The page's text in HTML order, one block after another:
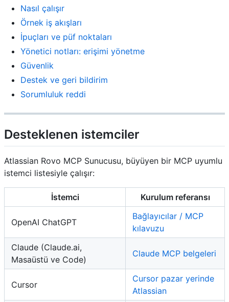
Nasıl çalışır
Örnek iş akışları
İpuçları ve püf noktaları
Yönetici notları: erişimi yönetme
Güvenlik
Destek ve geri bildirim
Sorumluluk reddi
Desteklenen istemciler
Atlassian Rovo MCP Sunucusu, büyüyen bir MCP uyumlu
istemci listesiyle çalışır:
İstemci Kurulum referansı
OpenAI ChatGPT
Bağlayıcılar / MCP
kılavuzu
Claude (Claude.ai,
Masaüstü ve Code)
Claude MCP belgeleri
Cursor
Cursor pazar yerinde
Atlassian